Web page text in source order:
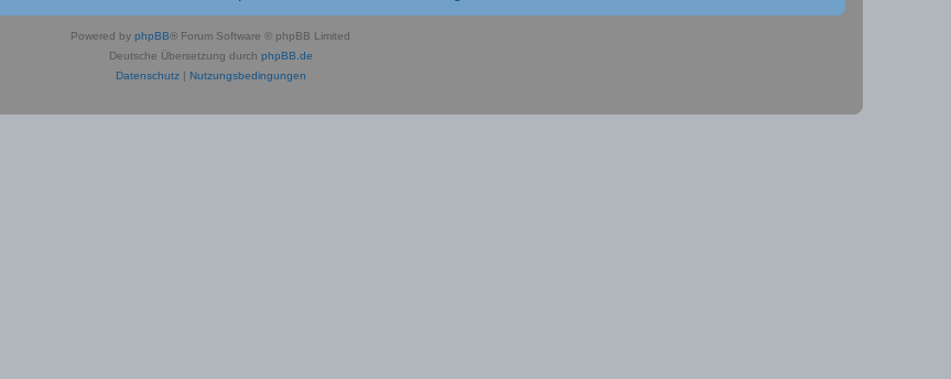
Powered by phpBB® Forum Software © phpBB Limited
Deutsche Übersetzung durch phpBB.de
Datenschutz| Nutzungsbedingungen